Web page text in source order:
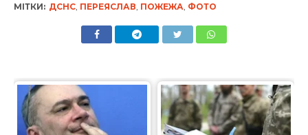
МІТКИ: ДСНС, ПЕРЕЯСЛАВ ПОЖЕЖА ФОТО